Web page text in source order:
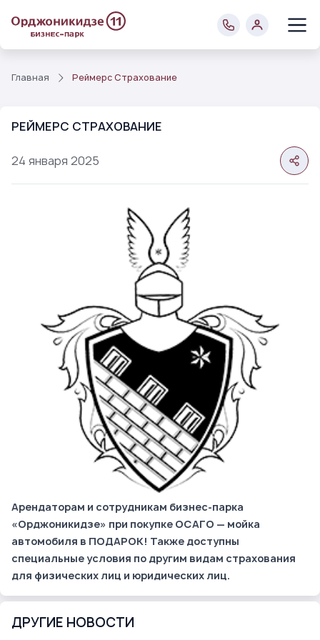
Главная Реймерс Страхование
24 января 2025
РЕЙМЕРС СТРАХОВАНИЕ
Арендаторам и сотрудникам бизнес-парка
«Орджоникидзе» при покупке ОСАГО — мойка
автомобиля в ПОДАРОК! Также доступны
специальные условия по другим видам страхования
для физических лиц и юридических лиц.
ДРУГИЕ НОВОСТИ